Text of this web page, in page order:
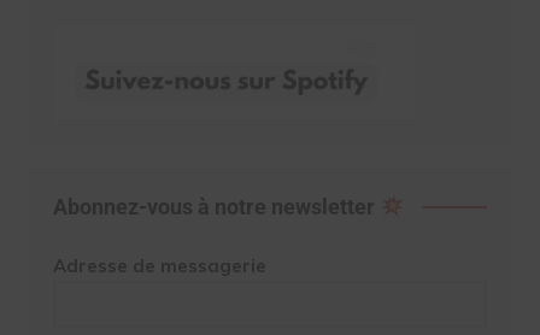
Abonnez-vous à notre newsletter
Adresse de messagerie